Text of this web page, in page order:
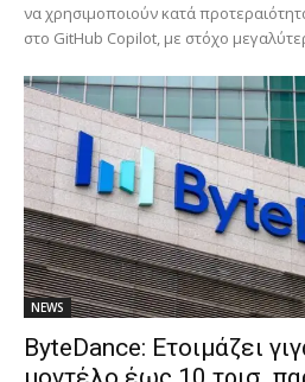
να χρησιμοποιούν κατά
στο GitHub Copilot, με στόχο
NEWS
ByteDance: Ετοιμάζει